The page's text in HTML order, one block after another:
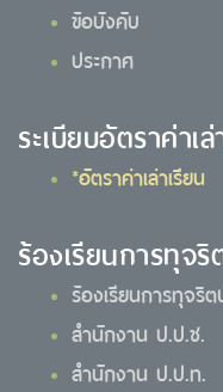
ข้อบังคับ
ประกาศ
ระเบียบอัตราค่าเล่
*อัตราค่าเล่าเรียน
ร้องเรียนการทุจริ
ร้องเรียนการทุจริ
สำนักงาน ป.ป.ช.
สำนักงาน ป.ป.ท.